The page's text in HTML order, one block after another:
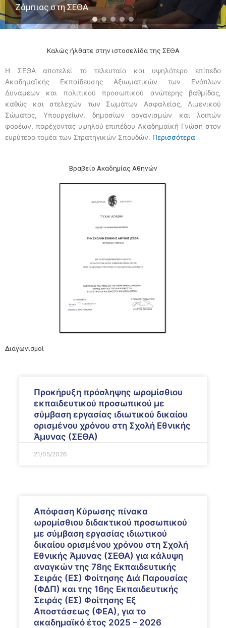
Ζάμπιας στη ΣΕΘΑ.
Καλώς ήλθατε στην ιστοσελίδα της ΣΕΘΑ
Η ΣΕΘΑ αποτελεί το τελευταίο και υψηλότερο επίπεδο
Ακαδημαϊκής Εκπαίδευσης Αξιωματικών των Ενόπλων
Δυνάμεων και πολιτικού προσωπικού ανώτερης βαθμίδας,
καθώς και στελεχών των Σωμάτων Ασφαλείας, Λιμενικού
Σώματος, Υπουργείων, δημοσίων οργανισμών και λοιπών
φορέων, παρέχοντας υψηλού επιπέδου Ακαδημαϊκή Γνώση στον
ευρύτερο τομέα των Στρατηγικών Σπουδών. Περισσότερα
Βραβείο Ακαδημίας Αθηνών
Διαγωνισμοί
Προκήρυξη πρόσληψης ωρομίσθιου
εκπαιδευτικού προσωπικού με
σύμβαση εργασίας ιδιωτικού δικαίου
ορισμένου χρόνου στη Σχολή Εθνικής
Άμυνας (ΣΕΘΑ)
21/05/2026
Απόφαση Κύρωσης πίνακα
ωρομίσθιου διδακτικού προσωπικού
με σύμβαση εργασίας ιδιωτικού
δικαίου ορισμένου χρόνου στη Σχολή
Εθνικής Άμυνας (ΣΕΘΑ) για κάλυψη
αναγκών της 78ης Εκπαιδευτικής
Σειράς (ΕΣ) Φοίτησης Διά Παρουσίας
(ΦΔΠ) και της 16ης Εκπαιδευτικής
Σειράς (ΕΣ) Φοίτησης Εξ
Αποστάσεως (ΦΕΑ), για το
ακαδημαϊκό έτος 2025 – 2026